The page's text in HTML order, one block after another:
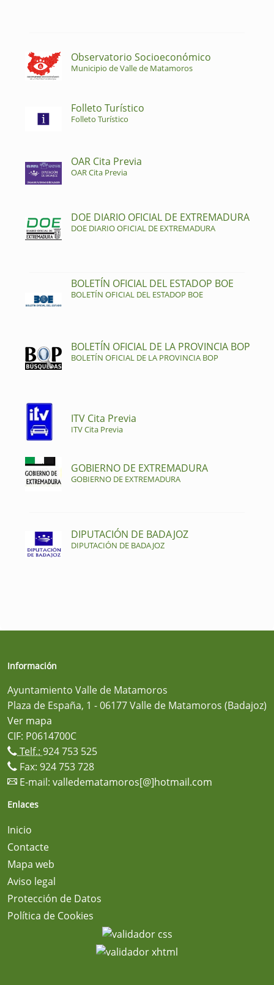
Observatorio Socioeconómico
Municipio de Valle de Matamoros
Folleto Turístico
Folleto Turístico
OAR Cita Previa
OAR Cita Previa
DOE DIARIO OFICIAL DE EXTREMADURA
DOE DIARIO OFICIAL DE EXTREMADURA
BOLETÍN OFICIAL DEL ESTADOP BOE
BOLETÍN OFICIAL DEL ESTADOP BOE
BOLETÍN OFICIAL DE LA PROVINCIA BOP
BOLETÍN OFICIAL DE LA PROVINCIA BOP
ITV Cita Previa
ITV Cita Previa
GOBIERNO DE EXTREMADURA
GOBIERNO DE EXTREMADURA
DIPUTACIÓN DE BADAJOZ
DIPUTACIÓN DE BADAJOZ
Información
Ayuntamiento Valle de Matamoros
Plaza de España, 1 - 06177 Valle de Matamoros (Badajoz)
Ver mapa
CIF: P0614700C
Telf.: 924 753 525
Fax: 924 753 728
E-mail: valledematamoros[@]hotmail.com
Enlaces
Inicio
Contacte
Mapa web
Aviso legal
Protección de Datos
Política de Cookies